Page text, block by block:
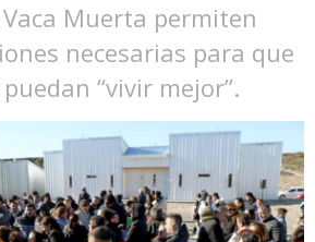
Muerta permiten
necesarias para que
“vivir mejor”.